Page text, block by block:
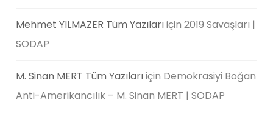
Mehmet YILMAZER Tüm Yazılarıiçin2019 Savaşları |
SODAP
M. Sinan MERT Tüm Yazılarıiçin Demokrasiyi Boğan
Anti-Amerikancılık – M. Sinan MERT | SODAP